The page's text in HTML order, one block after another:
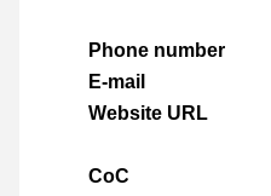
Phone number
E-mail
Website URL
CoC